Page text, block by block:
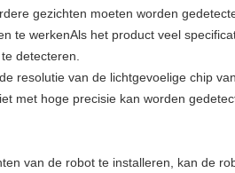
gezichten moeten worden
te werkenAls het product veel
detecteren.
resolutie van de lichtgevoelige chip
met hoge precisie kan worden
van de robot te installeren, kan de